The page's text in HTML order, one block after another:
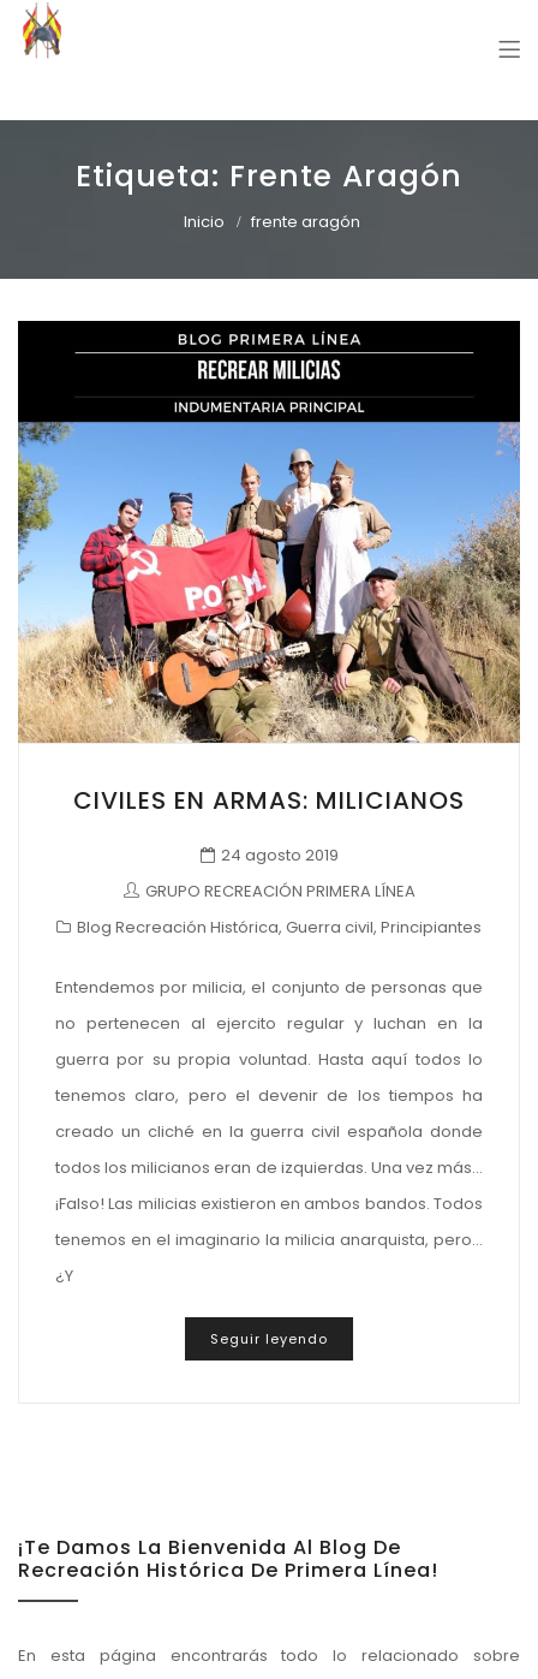
Etiqueta: Frente Aragón
Inicio frente aragón
CIVILES EN ARMAS: MILICIANOS
24 agosto 2019
GRUPO RECREACIÓN PRIMERA LÍNEA
Blog Recreación Histórica, Guerra civil, Principiantes
Entendemos por milicia, el conjunto de personas que
no pertenecen al ejercito regular y luchan en la
guerra por su propia voluntad. Hasta aquí todos lo
tenemos claro, pero el devenir de los tiempos ha
creado un cliché en la guerra civil española donde
todos los milicianos eran de izquierdas. Una vez más…
¡Falso! Las milicias existieron en ambos bandos. Todos
tenemos en el imaginario la milicia anarquista, pero…
¿Y
Seguir leyendo
¡Te Damos La Bienvenida Al Blog De
Recreación Histórica De Primera Línea!
En esta página encontrarás todo lo relacionado sobre